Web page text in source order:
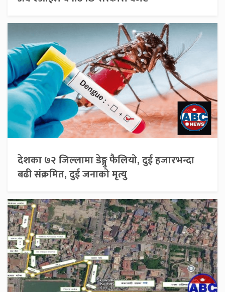
देशका ७२ जिल्लामा डेङ्गु फैलियो, दुई हजारभन्दा
बढी संक्रमित, दुई जनाको मृत्यु